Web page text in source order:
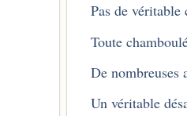
Pas de véritable
Toute
De nombreuses
Un véritable